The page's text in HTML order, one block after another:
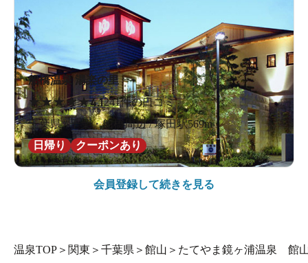
船橋温泉 湯楽の里
★★★★★4.1241件の口コミ
千葉県 / 千葉・船橋周辺 / 塚田駅569m
日帰り
クーポンあり
会員登録して続きを見る
温泉TOP ＞ 関東 ＞ 千葉県 ＞ 館山 ＞ たてやま鏡ヶ浦温泉 館